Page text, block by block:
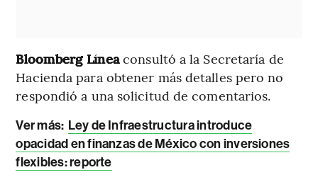
Bloomberg Líneaconsultó a la Secretaría de
Hacienda para obtener más detalles pero no
respondió a una solicitud de comentarios.
Ver más: Ley de Infraestructura introduce
opacidad en finanzas de México con inversiones
flexibles: reporte